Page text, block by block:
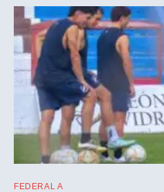
FEDERAL A